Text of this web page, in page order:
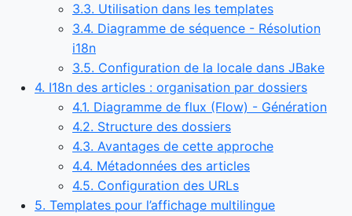
3.3. Utilisation dans les templates
3.4. Diagramme de séquence - Résolution
i18n
3.5. Configuration de la locale dans JBake
4. I18n des articles : organisation par dossiers
4.1. Diagramme de flux (Flow) - Génération
4.2. Structure des dossiers
4.3. Avantages de cette approche
4.4. Métadonnées des articles
4.5. Configuration des URLs
5. Templates pour l’affichage multilingue